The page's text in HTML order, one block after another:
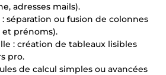
adresses mails).
séparation ou fusion de colonnes
et prénoms).
: création de tableaux lisibles
pro.
de calcul simples ou avancées